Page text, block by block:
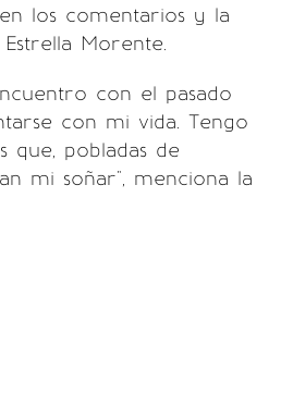
los comentarios y la
Morente.
con el pasado
con mi vida. Tengo
que, pobladas de
mi soñar", menciona la